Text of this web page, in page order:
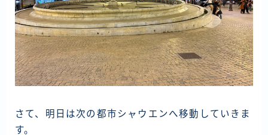
さて、明日は次の都市シャウエンへ移動していきま
す。